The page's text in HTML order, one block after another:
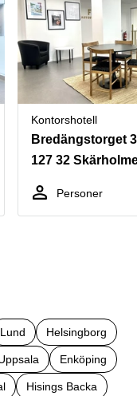
Kontorshotell
Bredängstorget 3
127 32
Personer
Lund Helsingborg
Enköping
Hisings Backa